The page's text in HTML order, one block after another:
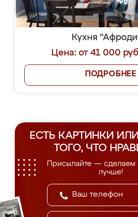
Кухня
Цена: от 41 000
ПОДРОБНЕЕ
ЕСТЬ КАРТИНКИ
ТОГО, ЧТО
Присылайте — сделаем
лучше!